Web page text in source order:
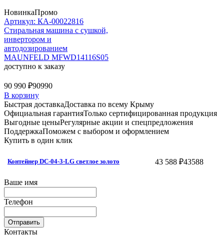
НовинкаПромо
Артикул: КА-00022816
Стиральная машина c сушкой,
инвертором и
автодозированием
MAUNFELD MFWD14116S05
доступно к заказу
90 990 ₽90990
В корзину
Быстрая доставкаДоставка по всему Крыму
Официальная гарантияТолько сертифицированная продукция
Выгодные ценыРегулярные акции и спецпредложения
ПоддержкаПоможем с выбором и оформлением
Купить в один клик
Контейнер DC-04-3-LG светлое золото 43 588 ₽43588
Ваше имя
Телефон
Отправить
Контакты